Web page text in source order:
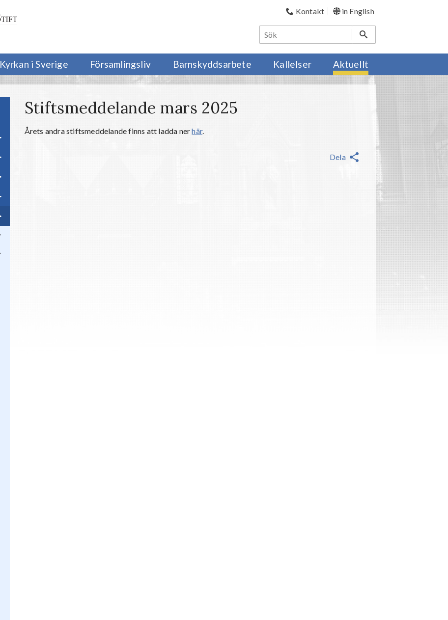
Kontakt in English
Kyrkan i Sverige Församlingsliv Barnskyddsarbete Kallelser Aktuellt
Stiftsmeddelande mars 2025
Årets andra stiftsmeddelande finns att ladda nerhär.
Dela